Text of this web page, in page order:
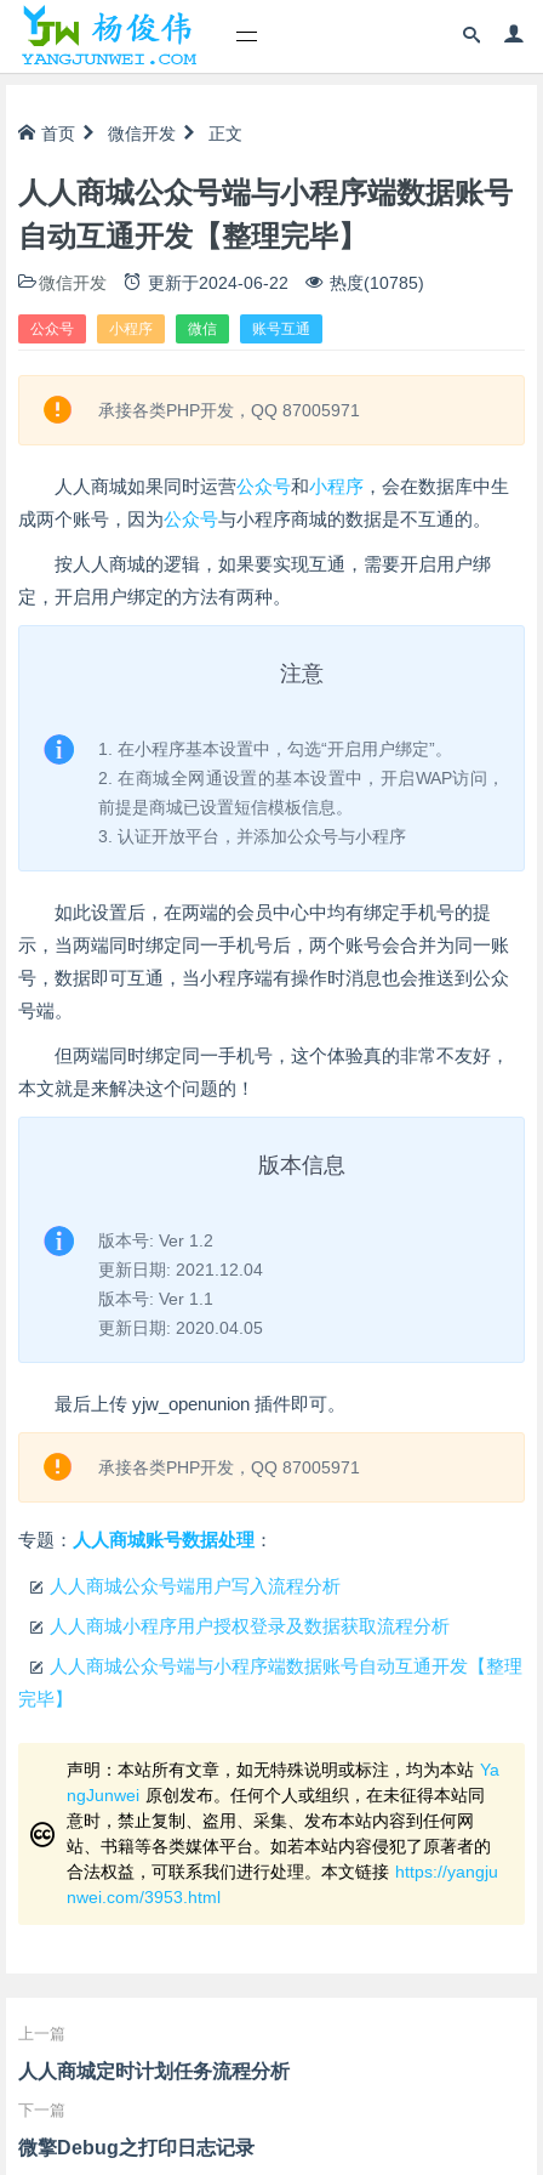
首页 微信开发 正文
人人商城公众号端与小程序端数据账号
自动互通开发【整理完毕】
微信开发 更新于2024-06-22 热度(10785)
公众号 小程序 微信 账号互通
承接各类PHP开发，QQ 87005971
人人商城如果同时运营公众号和小程序 ，会在数据库中生
成两个账号，因为公众号与小程序商城的数据是不互通的。
按人人商城的逻辑，如果要实现互通，需要开启用户绑
定，开启用户绑定的方法有两种。
注意
1. 在小程序基本设置中，勾选“开启用户绑定”。
2. 在商城全网通设置的基本设置中，开启WAP访问，
前提是商城已设置短信模板信息。
3. 认证开放平台，并添加公众号与小程序
如此设置后，在两端的会员中心中均有绑定手机号的提
示，当两端同时绑定同一手机号后，两个账号会合并为同一账
号，数据即可互通，当小程序端有操作时消息也会推送到公众
号端。
但两端同时绑定同一手机号，这个体验真的非常不友好，
本文就是来解决这个问题的！
版本信息
版本号: Ver 1.2
更新日期: 2021.12.04
版本号: Ver 1.1
更新日期: 2020.04.05
最后上传 yjw_openunion 插件即可。
承接各类PHP开发，QQ 87005971
专题： 人人商城账号数据处理 ：
人人商城公众号端用户写入流程分析
人人商城小程序用户授权登录及数据获取流程分析
人人商城公众号端与小程序端数据账号自动互通开发【整理
完毕】
声明：本站所有文章，如无特殊说明或标注，均为本站 Ya
ngJunwei 原创发布。任何个人或组织，在未征得本站同
意时，禁止复制、盗用、采集、发布本站内容到任何网
站、书籍等各类媒体平台。如若本站内容侵犯了原著者的
合法权益，可联系我们进行处理。本文链接 https://yangju
nwei.com/3953.html
上一篇
人人商城定时计划任务流程分析
下一篇
微擎Debug之打印日志记录